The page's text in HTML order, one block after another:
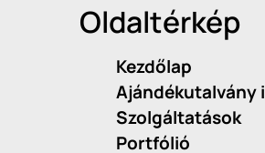
Oldaltérkép
Kezdőlap
Ajándékutalvány
Szolgáltatások
Portfólió